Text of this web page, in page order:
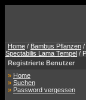
Home / Bambus Pflanzen /
Spectabilis Lama Tempel /
Registrierte Benutzer
» Home
» Suchen
» Password vergessen